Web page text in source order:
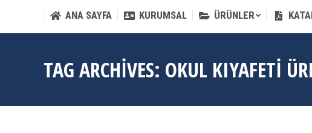
ANA SAYFA KURUMSAL ÜRÜNLER
TAG ARCHIVES: OKUL KIYAFETI